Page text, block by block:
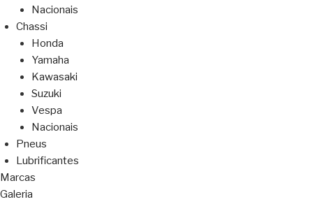
Nacionais
Chassi
Honda
Yamaha
Kawasaki
Suzuki
Vespa
Nacionais
Pneus
Lubrificantes
Marcas
Galeria